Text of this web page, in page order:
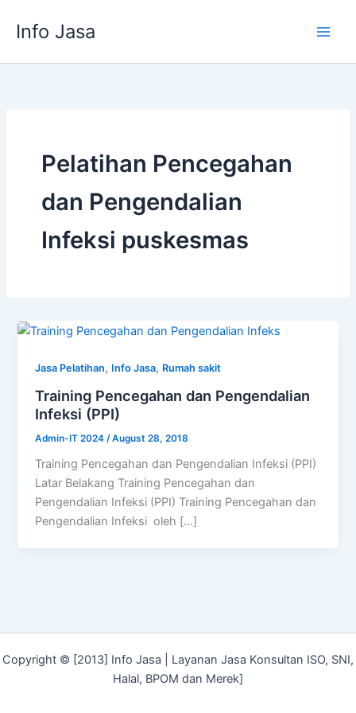
Info Jasa
Pelatihan Pencegahan
dan Pengendalian
Infeksi puskesmas
Jasa Pelatihan, Info Jasa, Rumah sakit
Training Pencegahan dan Pengendalian
Infeksi (PPI)
Admin-IT 2024 /August 28, 2018
Training Pencegahan dan Pengendalian Infeksi (PPI)
Latar Belakang Training Pencegahan dan
Pengendalian Infeksi (PPI) Training Pencegahan dan
Pengendalian Infeksi oleh […]
Copyright © [2013] Info Jasa | Layanan Jasa Konsultan ISO, SNI,
Halal, BPOM dan Merek]